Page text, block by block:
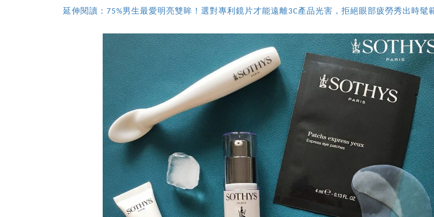
延伸閱讀：75%男生最愛明亮雙眸！選對專利鏡片才能遠離3C產品光害，拒絕眼部疲勞秀出時髦